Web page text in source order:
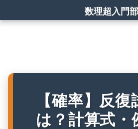
数理超入門部
【確率】反復
は？計算式・